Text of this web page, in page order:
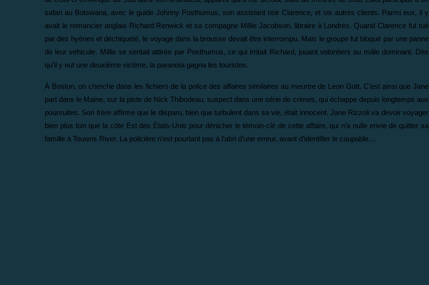
safari au Botswana, avec le guide Johnny Posthumus, son assistant noir Clarence, et six autres clients. Parmi eux, il y
avait le romancier anglais Richard Renwick et sa compagne Millie Jacobson, libraire à Londres. Quand Clarence fut tué
par des hyènes et déchiqueté, le voyage dans la brousse devait être interrompu. Mais le groupe fut bloqué par une panne
de leur véhicule. Millie se sentait attirée par Posthumus, ce qui irritait Richard, jouant volontiers au mâle dominant. Dès
qu’il y eut une deuxième victime, la paranoïa gagna les touristes.
À Boston, on cherche dans les fichiers de la police des affaires similaires au meurtre de Leon Gott. C’est ainsi que Jane
part dans le Maine, sur la piste de Nick Thibodeau, suspect dans une série de crimes, qui échappe depuis longtemps aux
poursuites. Son frère affirme que le disparu, bien que turbulent dans sa vie, était innocent. Jane Rizzoli va devoir voyager
bien plus loin que la côte Est des États-Unis pour dénicher le témoin-clé de cette affaire, qui n’a nulle envie de quitter sa
famille à Touwns River. La policière n’est pourtant pas à l’abri d’une erreur, avant d’identifier le coupable…